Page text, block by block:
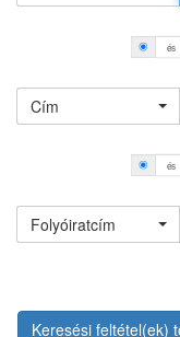
és
Cím
és
Folyóiratcím
Keresési feltétel(ek)